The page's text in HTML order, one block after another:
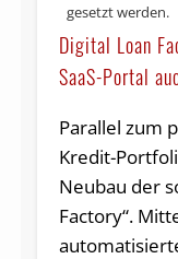
gesetzt werden.
Digital Loan
SaaS-Portal
Parallel zum
Kredit-
Neubau der
Factory“.